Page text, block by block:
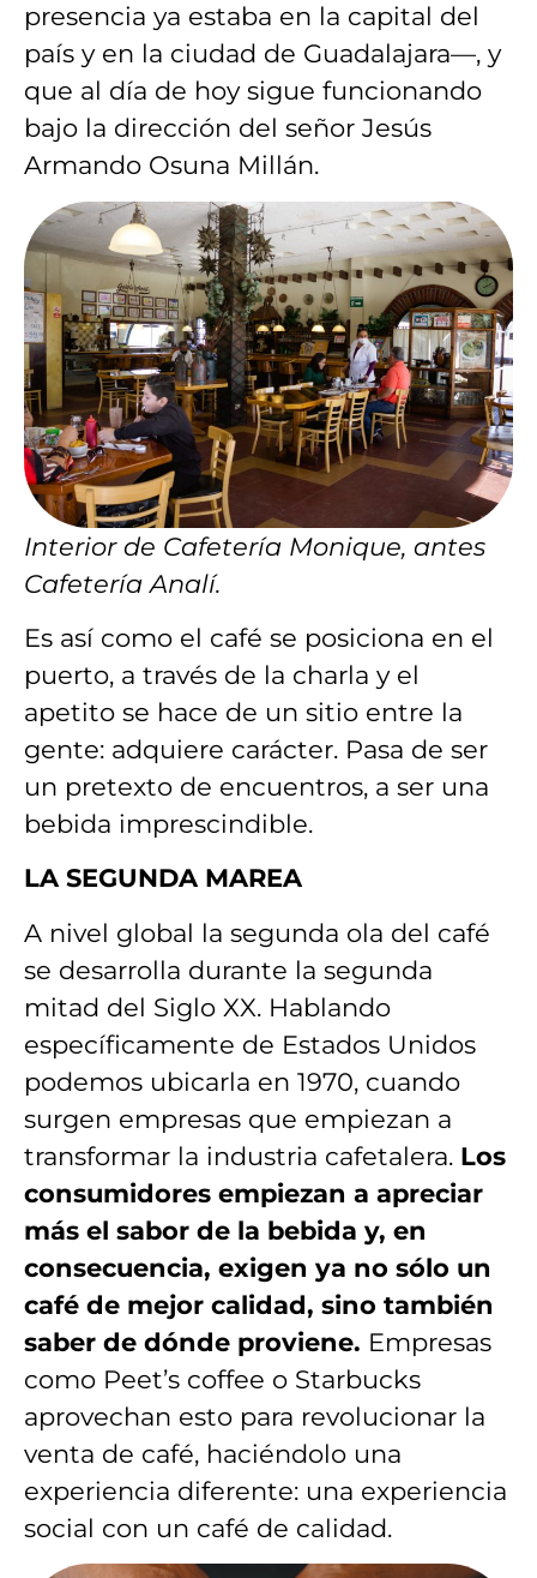
presencia ya estaba en la capital del
país y en la ciudad de Guadalajara—, y
que al día de hoy sigue funcionando
bajo la dirección del señor Jesús
Armando Osuna Millán.
Interior de Cafetería Monique, antes
Cafetería Analí.
Es así como el café se posiciona en el
puerto, a través de la charla y el
apetito se hace de un sitio entre la
gente: adquiere carácter. Pasa de ser
un pretexto de encuentros, a ser una
bebida imprescindible.
LA SEGUNDA MAREA
A nivel global la segunda ola del café
se desarrolla durante la segunda
mitad del Siglo XX. Hablando
específicamente de Estados Unidos
podemos ubicarla en 1970, cuando
surgen empresas que empiezan a
transformar la industria cafetalera. Los
consumidores empiezan a apreciar
más el sabor de la bebida y, en
consecuencia, exigen ya no sólo un
café de mejor calidad, sino también
saber de dónde proviene. Empresas
como Peet’s coffee o Starbucks
aprovechan esto para revolucionar la
venta de café, haciéndolo una
experiencia diferente: una experiencia
social con un café de calidad.